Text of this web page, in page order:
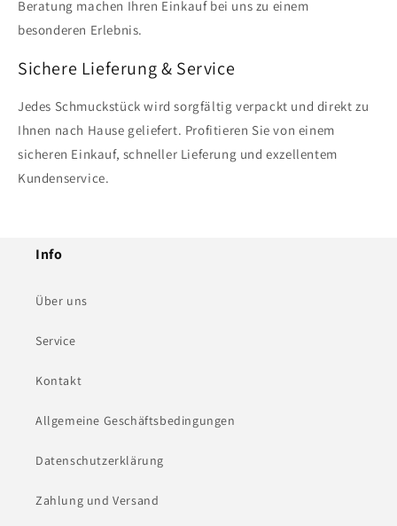
Beratung machen Ihren Einkauf bei uns zu einem
besonderen Erlebnis.
Sichere Lieferung & Service
Jedes Schmuckstück wird sorgfältig verpackt und direkt zu
Ihnen nach Hause geliefert. Profitieren Sie von einem
sicheren Einkauf, schneller Lieferung und exzellentem
Kundenservice.
Info
Über uns
Service
Kontakt
Allgemeine Geschäftsbedingungen
Datenschutzerklärung
Zahlung und Versand